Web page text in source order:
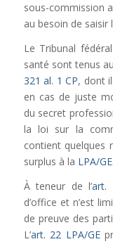
sous-commission
au besoin de saisir
Le Tribunal
santé sont tenus au
321 al. 1 CP, dont
en cas de juste
du secret
la loi sur la
contient quelques
surplus à la LPA/GE.
À teneur de l’art.
d’office et n’est
de preuve des
L’art. 22 LPA/GE